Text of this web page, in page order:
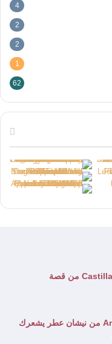
4
2
2
1
62
عطر أني Ani Nishane من نيشان عطر يشعرك